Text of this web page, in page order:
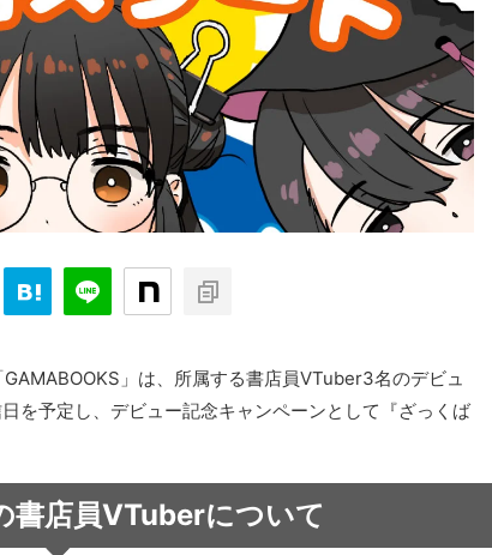
」は、所属する書店員VTuber3名のデビュ
を予定し、デビュー記念キャンペーンとして『ざっくば
書店員VTuberについて